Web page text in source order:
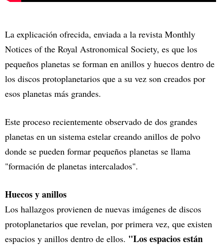
La explicación ofrecida, enviada a la revista Monthly
Notices of the Royal Astronomical Society, es que los
pequeños planetas se forman en anillos y huecos dentro de
los discos protoplanetarios que a su vez son creados por
esos planetas más grandes.
Este proceso recientemente observado de dos grandes
planetas en un sistema estelar creando anillos de polvo
donde se pueden formar pequeños planetas se llama
"formación de planetas intercalados".
Huecos y anillos
Los hallazgos provienen de nuevas imágenes de discos
protoplanetarios que revelan, por primera vez, que existen
espacios y anillos dentro de ellos. "Los espacios están